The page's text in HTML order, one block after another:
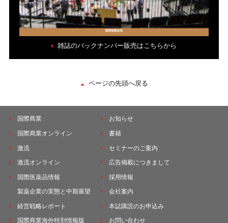
雑誌のバックナンバー販売はこちらから
ページの先頭へ戻る
国際商業
国際商業オンライン
激流
激流オンライン
国際医薬品情報
製薬企業の実態と中期展望
経営戦略レポート
国際商業海外特別情報版
お知らせ
書籍
セミナーのご案内
広告掲載につきまして
採用情報
会社案内
本誌購読のお申込み
お問い合わせ